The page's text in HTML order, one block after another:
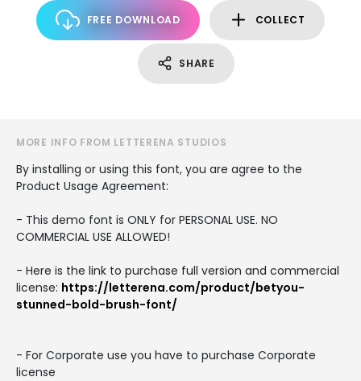
FREE DOWNLOAD COLLECT
SHARE
MORE INFO FROM LETTERENA STUDIOS
By installing or using this font, you are agree to the
Product Usage Agreement:
- This demo font is ONLY for PERSONAL USE. NO
COMMERCIAL USE ALLOWED!
- Here is the link to purchase full version and commercial
license: https://letterena.com/product/betyou-
stunned-bold-brush-font/
- For Corporate use you have to purchase Corporate
license